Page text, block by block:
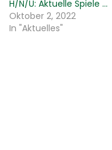
H/N/U: Aktuelle Spiele …
Oktober 2, 2022
In "Aktuelles"